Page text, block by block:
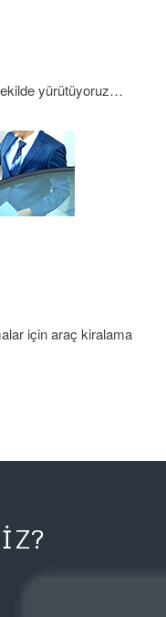
yürütüyoruz…
için araç kiralama